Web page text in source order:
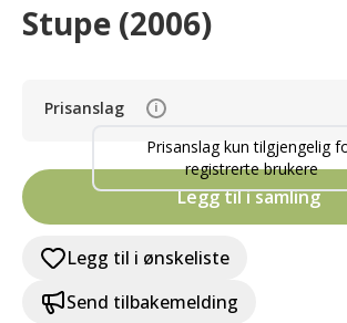
Stupe (2006)
Prisanslag i
Prisanslag kun tilgjengelig
registrerte brukere
Legg til i samling
Legg til i ønskeliste
Send tilbakemelding